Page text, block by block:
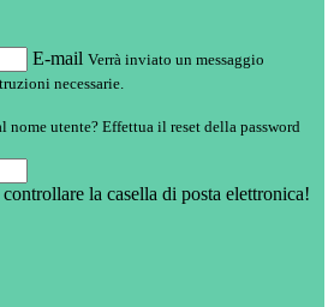
E-mail Verrà inviato un messaggio
necessarie.
nome utente? Effettua il reset della password
la casella di posta elettronica!